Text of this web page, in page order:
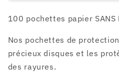
7&quot;
7&quot;
100 pochettes papier SANS
Nos pochettes de
précieux disques et les
des rayures.